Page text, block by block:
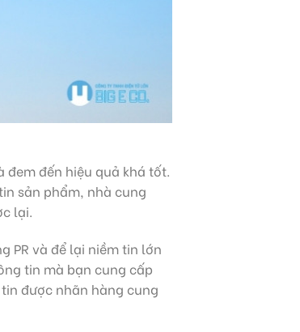
đến hiệu quả khá tốt.
sản phẩm, nhà cung
lại.
PR và để lại niềm tin lớn
tin mà bạn cung cấp
được nhãn hàng cung